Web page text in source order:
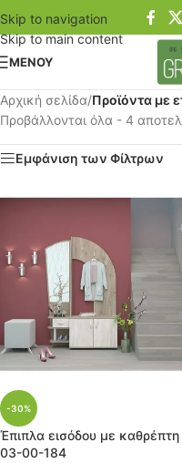
Skip to navigation
Skip to main content
ΜΕΝΟΥ
Αρχική σελίδα/Προϊόντα με
Προβάλλονται όλα - 4
Εμφάνιση των Φίλτρων
-30%
Έπιπλα εισόδου με καθρέπτη
03-00-184